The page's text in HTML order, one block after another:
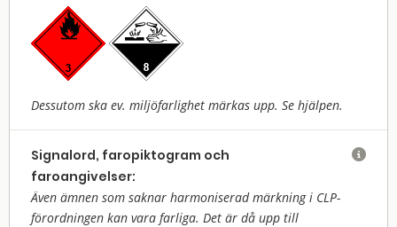
Dessutom ska ev. miljöfarlighet märkas upp. Se hjälpen.
Signalord, faropiktogram och
faroangivelser:
Även ämnen som saknar harmoniserad märkning i CLP-
förordningen kan vara farliga. Det är då upp till
